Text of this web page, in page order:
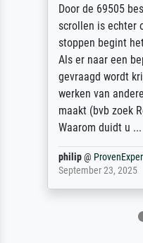
Door de 69505
scrollen is echter
stoppen begint
Als er naar een
gevraagd wordt
werken van
maakt (bvb zoek
Waarom duidt u ...
philip@
September 23, 2025